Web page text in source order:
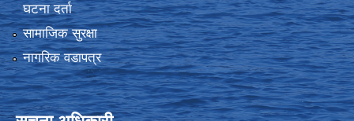
घटना दर्ता
सामाजिक सुरक्षा
नागरिक वडापत्र